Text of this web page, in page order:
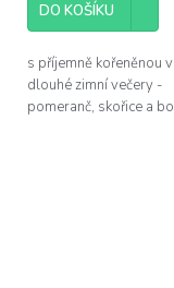
DO KOŠÍKU
s příjemně kořeněnou
dlouhé zimní večery -
pomeranč, skořice a